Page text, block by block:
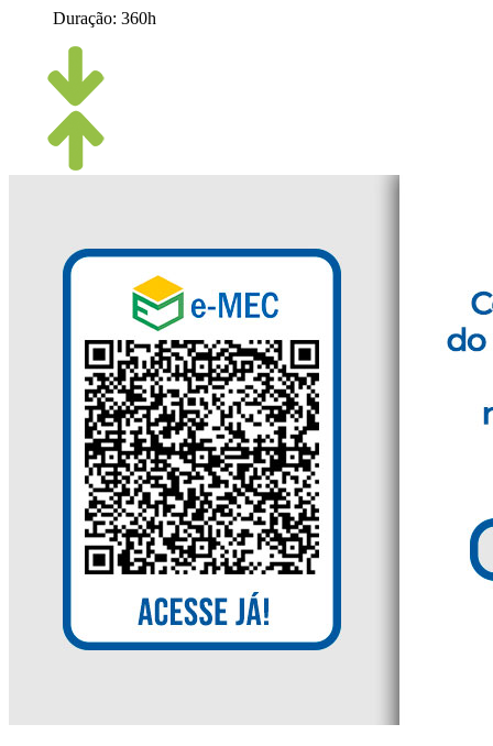
Duração: 360h